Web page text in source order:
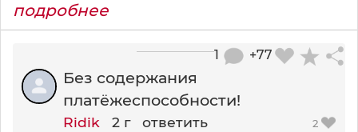
подробнее
+77
1
Без содержания
платёжеспособности!
Ridik 2 г ответить 2